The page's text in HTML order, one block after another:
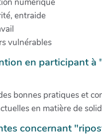
entraide
vulnérables
en participant à
bonnes pratiques et
en matière de
concernant